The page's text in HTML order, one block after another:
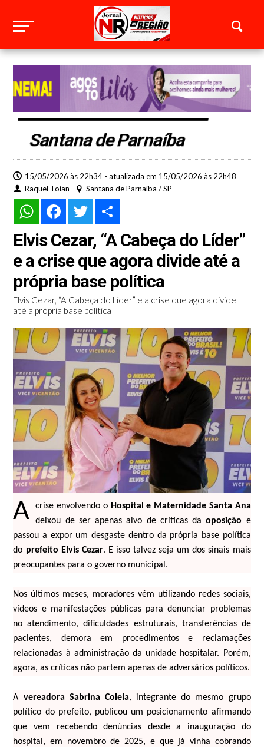
Santana de Parnaíba
15/05/2026 às 22h34 - atualizada em 15/05/2026 às 22h48
Raquel Toian
Santana de Parnaíba / SP
WhatsAppFacebookTwitter
Elvis Cezar, “A Cabeça do Líder”
e a crise que agora divide até a
própria base política
Elvis Cezar, “A Cabeça do Líder” e a crise que agora divide
até a própria base política
A crise envolvendo o Hospital e Maternidade Santa Ana
deixou de ser apenas alvo de críticas daoposição e
passou a expor um desgaste dentro da própria base política
do prefeito Elvis Cezar. E isso talvez seja um dos sinais mais
preocupantes para o governo municipal.
Nos últimos meses, moradores vêm utilizando redes sociais,
vídeos e manifestações públicas para denunciar problemas
no atendimento, dificuldades estruturais, transferências de
pacientes, demora em procedimentos e reclamações
relacionadas à administração da unidade hospitalar. Porém,
agora, as críticas não partem apenas de adversários políticos.
A vereadora Sabrina Colela, integrante do mesmo grupo
político do prefeito, publicou um posicionamento afirmando
que vem recebendo denúncias desde a inauguração do
hospital, em novembro de 2025, e que já vinha cobrando